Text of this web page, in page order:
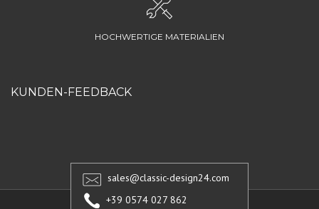
HOCHWERTIGE MATERIALIEN
KUNDEN-FEEDBACK
sales@classic-design24.com
+39 0574 027 862